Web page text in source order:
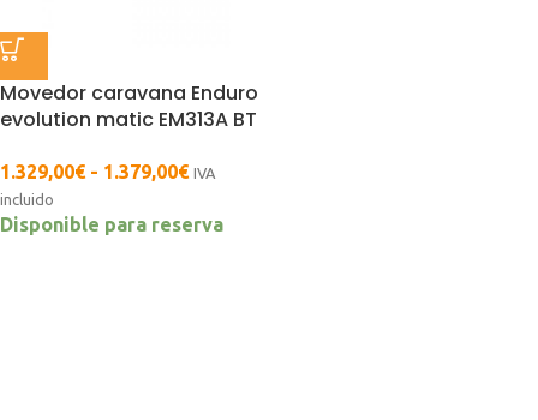
Movedor caravana Enduro
evolution matic EM313A BT
1.329,00€ - 1.379,00€ IVA
incluido
Disponible para reserva